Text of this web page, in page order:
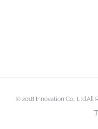
© 2018 Innovation Co., Ltd.All